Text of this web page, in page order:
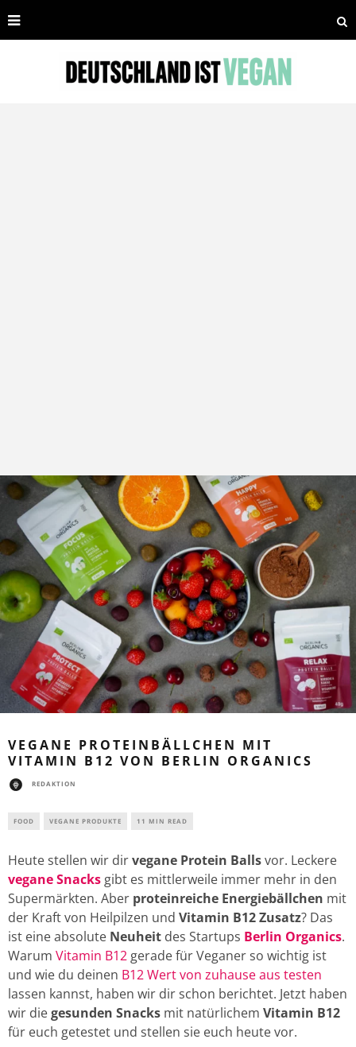
VEGANE PROTEINBÄLLCHEN MIT
VITAMIN B12 VON BERLIN ORGANICS
REDAKTION
FOOD VEGANE PRODUKTE 11 MIN READ
Heute stellen wir dirvegane Protein Ballsvor. Leckere
vegane Snacks gibt es mittlerweile immer mehr in den
Supermärkten. Aber proteinreiche Energiebällchen mit
der Kraft von Heilpilzen und Vitamin B12 Zusatz? Das
ist eine absolute Neuheit des Startups Berlin Organics.
Warum Vitamin B12 gerade für Veganer so wichtig ist
und wie du deinen B12 Wert von zuhause aus testen
lassen kannst, haben wir dir schon berichtet. Jetzt haben
wir diegesunden Snacks mit natürlichem Vitamin B12
für euch getestet und stellen sie euch heute vor.